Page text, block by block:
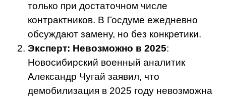
только при достаточном числе
контрактников. В Госдуме ежедневно
обсуждают замену, но без конкретики.
Эксперт: Невозможно в 2025:
Новосибирский военный аналитик
Александр Чугай заявил, что
демобилизация в 2025 году невозможна